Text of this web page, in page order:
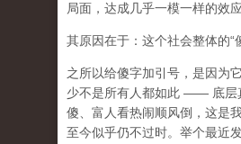
局面，达成几乎一模一样的效应
其原因在于：这个社会整体的“
之所以给傻字加引号，是因为
少不是所有人都如此 —— 底层
傻、富人看热闹顺风倒，这是
至今似乎仍不过时。举个最近